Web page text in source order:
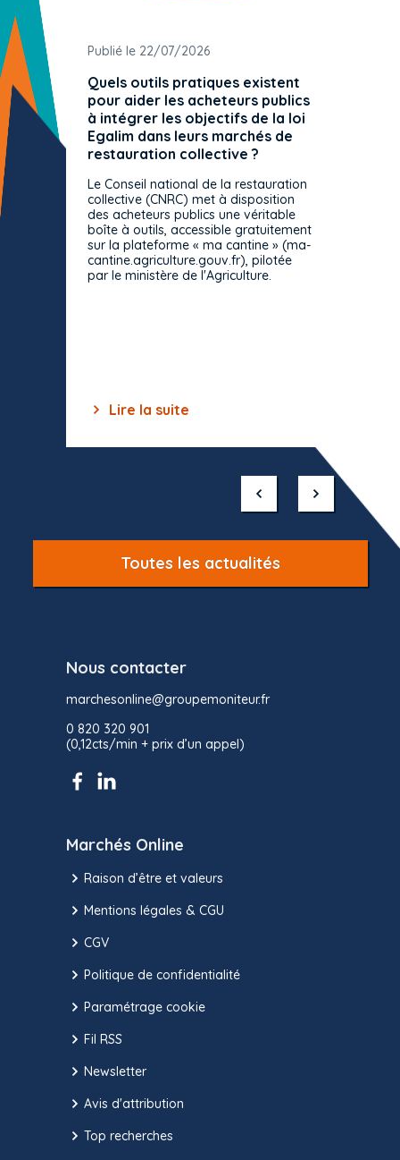
Publié le 22/07/2026
Quels outils pratiques existent
pour aider les acheteurs publics
à intégrer les objectifs de la loi
Egalim dans leurs marchés de
restauration collective ?
Le Conseil national de la restauration
collective (CNRC) met à disposition
des acheteurs publics une véritable
boîte à outils, accessible gratuitement
sur la plateforme « ma cantine » (ma-
cantine.agriculture.gouv.fr), pilotée
par le ministère de l'Agriculture.
Lire la suite
Toutes les actualités
Nous contacter
marchesonline@groupemoniteur.fr
0 820 320 901
(0,12cts/min + prix d’un appel)
Marchés Online
Raison d’être et valeurs
Mentions légales & CGU
CGV
Politique de confidentialité
Paramétrage cookie
Fil RSS
Newsletter
Avis d'attribution
Top recherches